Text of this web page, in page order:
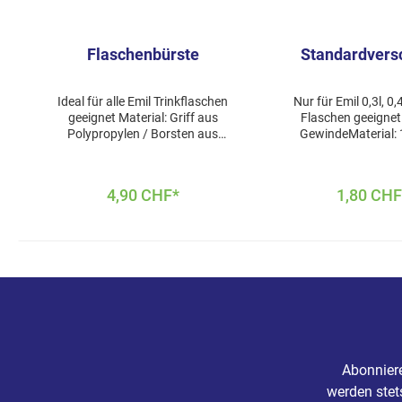
Flaschenbürste
Ideal für alle Emil Trinkflaschen
geeignet Material: Griff aus
Polypropylen / Borsten aus
täglich händische Reinigung
von Schadstoffen (Phthalate,
4,90 CHF*
Nur für Emil 0,3l,
Flaschen
GewindeMaterial:
Getränken leichtes Auf- und
Acetaldehyd usw) frei
regelmäßig
1,80
werden